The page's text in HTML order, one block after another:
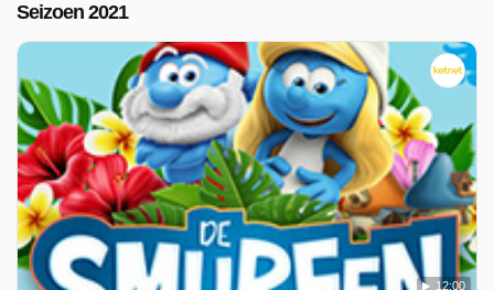
Seizoen 2021
12:00